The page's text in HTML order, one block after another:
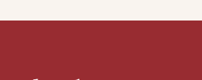
Политика конфиденциальности